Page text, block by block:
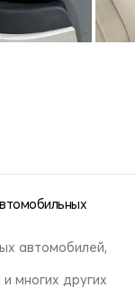
автомобилей,
многих других